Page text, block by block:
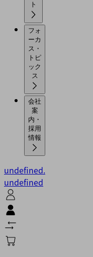
フォ
ーカ
ス・
トピ
ック
会社
案
内・
採用
情報
undefined.
undefined